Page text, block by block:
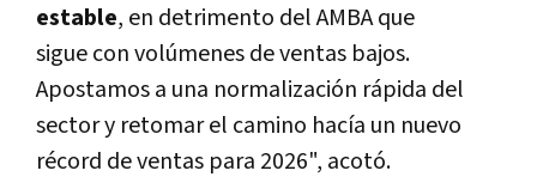
estable, en detrimento del AMBA que
sigue con volúmenes de ventas bajos.
Apostamos a una normalización rápida del
sector y retomar el camino hacía un nuevo
récord de ventas para 2026", acotó.